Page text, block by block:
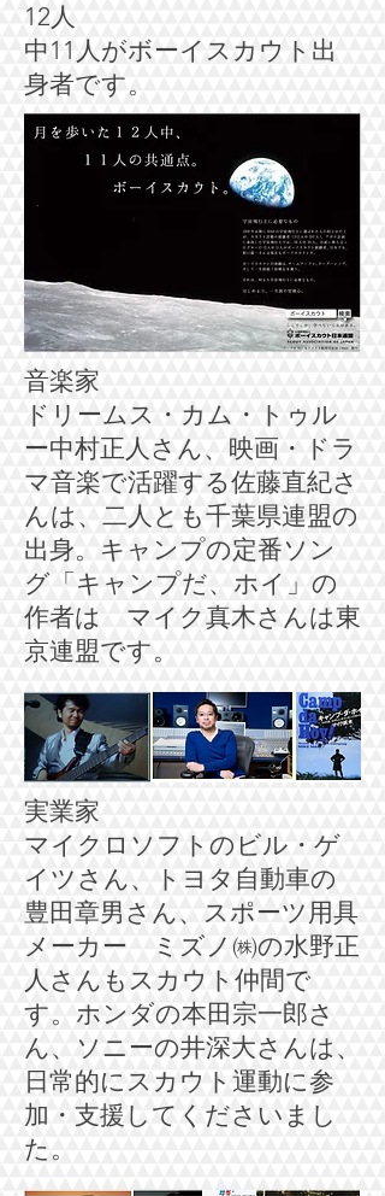
12人
中11人がボーイスカウト出
身者です。
音楽家
​ドリームス・カム・トゥル
ー中村正人さん、映画・ドラ
マ音楽で活躍する佐藤直紀さ
んは、二人とも千葉県連盟の
出身。キャンプの定番ソン
グ「キャンプだ、ホイ」の
作者は マイク真木さんは東
京連盟です。
実業家
マイクロソフトのビル・ゲ
イツさん、トヨタ自動車の
豊田章男さん、スポーツ用具
メーカー ミズノ㈱の水野正
人さんもスカウト仲間で
す。 ホンダの本田宗一郎さ
ん、ソニーの井深大さんは、
日常的にスカウト運動に参
加・支援してくださいまし
た。